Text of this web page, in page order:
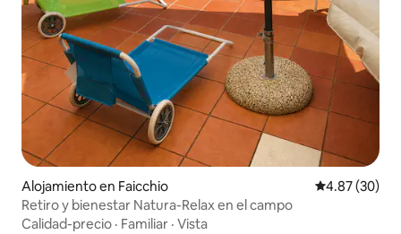
Alojamiento en Faicchio Calificación
4.87 (30)
Retiro y bienestar Natura-Relax en el campo
Calidad-precio · Familiar · Vista